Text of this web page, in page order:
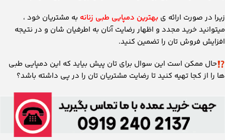
زیرا در صورت ارائه ی بهترین دمپایی طبی زنانه به مشتریان خود ،
میتوانید خرید مجدد و اظهار رضایت آنان به اطرفیان شان و در نتیجه
افزایش فروش تان را تضمین کنید.
حال ممکن است این سوال برای تان پیش بیاید که این دمپایی طبی
ها را از کجا تهیه کنید تا رضایت مشتریان تان را در پی داشته باشد؟